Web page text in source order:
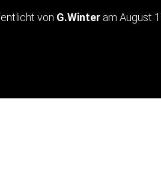
von G.Winter am August